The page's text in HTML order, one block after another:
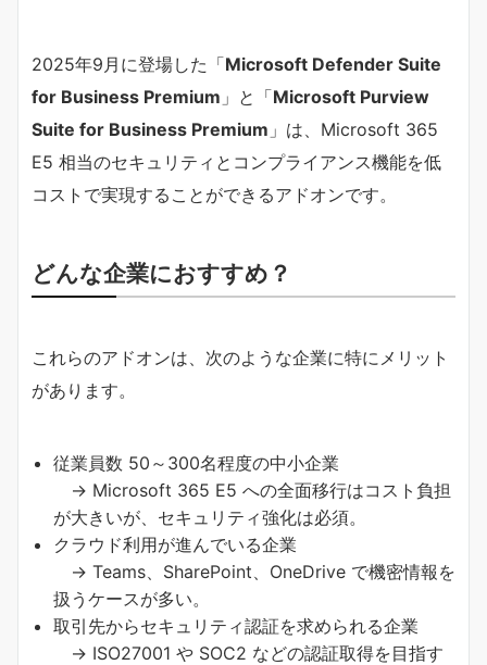
2025年9月に登場した「Microsoft Defender Suite
for Business Premium 」と「Microsoft Purview
Suite for Business Premium 」は、Microsoft 365
E5 相当のセキュリティとコンプライアンス機能を低
コストで実現することができるアドオンです。
どんな企業におすすめ？
これらのアドオンは、次のような企業に特にメリット
があります。
従業員数 50～300名程度の中小企業
→ Microsoft 365 E5 への全面移行はコスト負担
が大きいが、セキュリティ強化は必須。
クラウド利用が進んでいる企業
→ Teams、SharePoint、OneDrive で機密情報を
扱うケースが多い。
取引先からセキュリティ認証を求められる企業
→ ISO27001 や SOC2 などの認証取得を目指す